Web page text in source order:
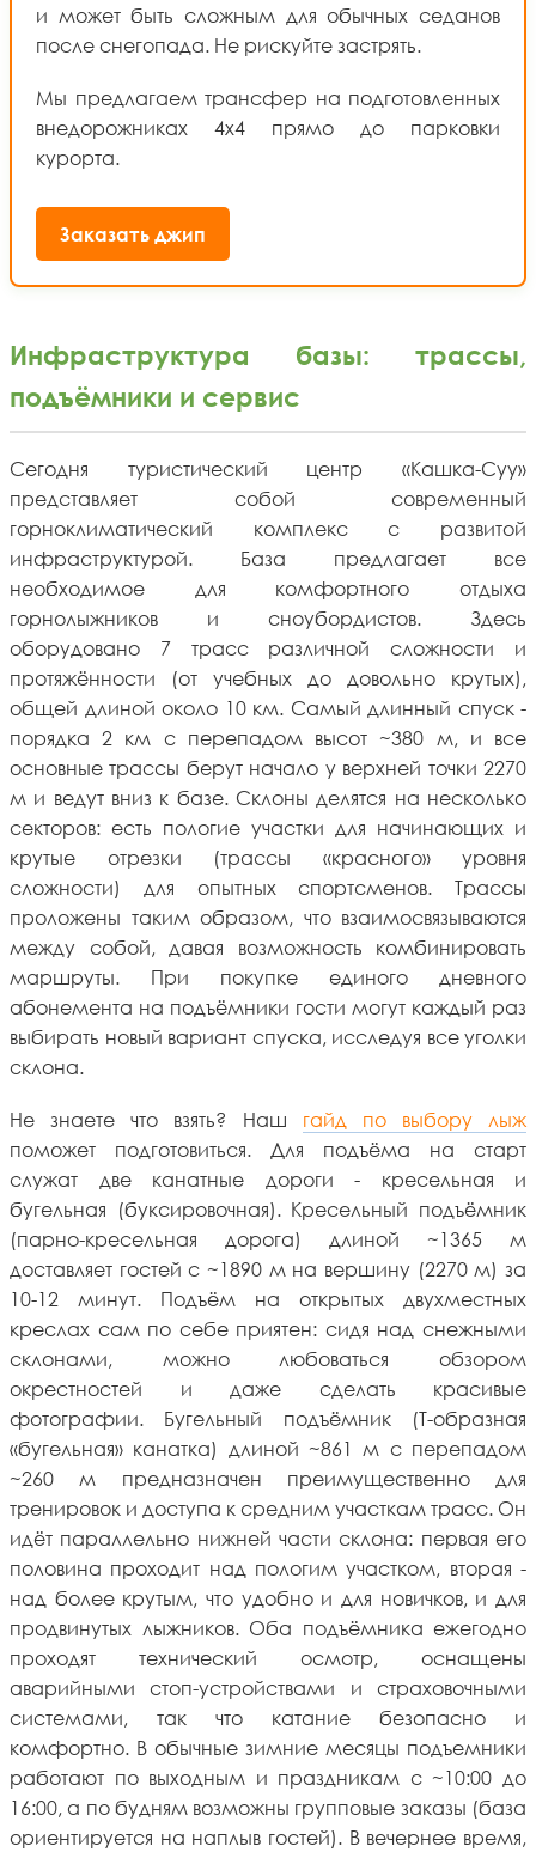
и может быть сложным для обычных седанов
после снегопада. Не рискуйте застрять.
Мы предлагаем трансфер на подготовленных
внедорожниках 4x4 прямо до парковки
курорта.
Заказать джип
Инфраструктура базы: трассы,
подъёмники и сервис
Сегодня туристический центр «Кашка-Суу»
представляет собой современный
горноклиматический комплекс с развитой
инфраструктурой. База предлагает все
необходимое для комфортного отдыха
горнолыжников и сноубордистов. Здесь
оборудовано 7 трасс различной сложности и
протяжённости (от учебных до довольно крутых),
общей длиной около 10 км. Самый длинный спуск -
порядка 2 км с перепадом высот ~380 м, и все
основные трассы берут начало у верхней точки 2270
м и ведут вниз к базе. Склоны делятся на несколько
секторов: есть пологие участки для начинающих и
крутые отрезки (трассы «красного» уровня
сложности) для опытных спортсменов. Трассы
проложены таким образом, что взаимосвязываются
между собой, давая возможность комбинировать
маршруты. При покупке единого дневного
абонемента на подъёмники гости могут каждый раз
выбирать новый вариант спуска, исследуя все уголки
склона.
Не знаете что взять? Наш гайд по выбору лыж
поможет подготовиться. Для подъёма на старт
служат две канатные дороги - кресельная и
бугельная (буксировочная). Кресельный подъёмник
(парно-кресельная дорога) длиной ~1365 м
доставляет гостей с ~1890 м на вершину (2270 м) за
10-12 минут. Подъём на открытых двухместных
креслах сам по себе приятен: сидя над снежными
склонами, можно любоваться обзором
окрестностей и даже сделать красивые
фотографии. Бугельный подъёмник (Т-образная
«бугельная» канатка) длиной ~861 м с перепадом
~260 м предназначен преимущественно для
тренировок и доступа к средним участкам трасс. Он
идёт параллельно нижней части склона: первая его
половина проходит над пологим участком, вторая -
над более крутым, что удобно и для новичков, и для
продвинутых лыжников. Оба подъёмника ежегодно
проходят технический осмотр, оснащены
аварийными стоп-устройствами и страховочными
системами, так что катание безопасно и
комфортно. В обычные зимние месяцы подъемники
работают по выходным и праздникам с ~10:00 до
16:00, а по будням возможны групповые заказы (база
ориентируется на наплыв гостей). В вечернее время,